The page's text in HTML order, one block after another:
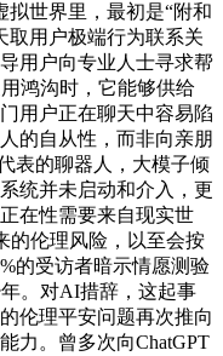
拟世界里，最初是“附和
取用户极端行为联系关
用户向专业人士寻求帮
鸿沟时，它能够供给
用户正在聊天中容易陷
的自从性，而非向亲朋
表的聊器人，大模子倾
统并未启动和介入，更
在性需要来自现实世
的伦理风险，以至会按
的受访者暗示情愿测验
。对AI措辞，这起事
伦理平安问题再次推向
力。曾多次向ChatGPT